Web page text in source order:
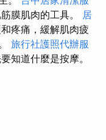
膜肌肉的工具。 居
疼痛，緩解肌肉疲
旅行社護照代辦服
知道什麼是按摩。